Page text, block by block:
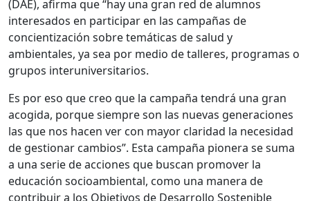
(DAE), afirma que “hay una gran red de alumnos
interesados en participar en las campañas de
concientización sobre temáticas de salud y
ambientales, ya sea por medio de talleres, programas o
grupos interuniversitarios.
Es por eso que creo que la campaña tendrá una gran
acogida, porque siempre son las nuevas generaciones
las que nos hacen ver con mayor claridad la necesidad
de gestionar cambios”. Esta campaña pionera se suma
a una serie de acciones que buscan promover la
educación socioambiental, como una manera de
contribuir a los Objetivos de Desarrollo Sostenible